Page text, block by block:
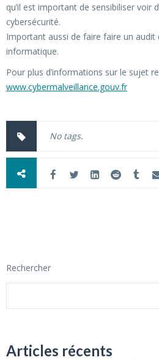
qu’il est important de sensibiliser voir
cybersécurité.
Important aussi de faire faire un audit
informatique.
Pour plus d’informations sur le sujet
www.cybermalveillance.gouv.fr
No tags.
Rechercher
Articles récents